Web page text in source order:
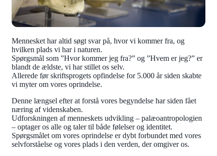
Mennesket har altid søgt svar på, hvor vi kommer fra, og
hvilken plads vi har i naturen.
Spørgsmål som ”Hvor kommer jeg fra?” og ”Hvem er jeg?” er
blandt de ældste, vi har stillet os selv.
Allerede før skriftsprogets opfindelse for 5.000 år siden skabte
vi myter om vores oprindelse.
Denne længsel efter at forstå vores begyndelse har siden fået
næring af videnskaben.
Udforskningen af menneskets udvikling – palæoantropologien
– optager os alle og taler til både følelser og identitet.
Spørgsmålet om vores oprindelse er dybt forbundet med vores
selvforståelse og vores plads i den verden, der omgiver os.